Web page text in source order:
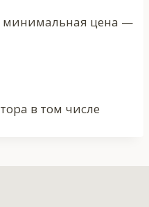
минимальная цена —
в том числе